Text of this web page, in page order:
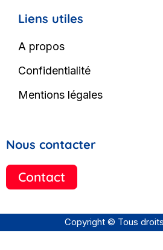
Liens utiles
A propos
Confidentialité
Mentions légales
Nous contacter
Contact
Copyright © Tous